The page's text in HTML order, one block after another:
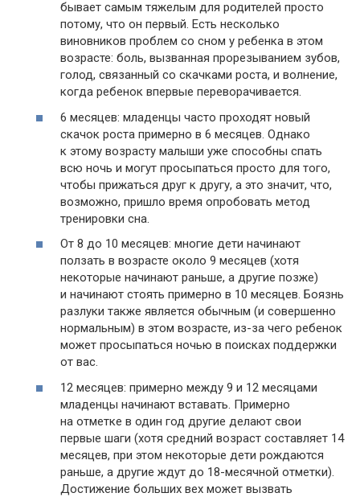
бывает самым тяжелым для родителей просто
потому, что он первый. Есть несколько
виновников проблем со сном у ребенка в этом
возрасте: боль, вызванная прорезыванием зубов,
голод, связанный со скачками роста, и волнение,
когда ребенок впервые переворачивается.
6 месяцев: младенцы часто проходят новый
скачок роста примерно в 6 месяцев. Однако
к этому возрасту малыши уже способны спать
всю ночь и могут просыпаться просто для того,
чтобы прижаться друг к другу, а это значит, что,
возможно, пришло время опробовать метод
тренировки сна.
От 8 до 10 месяцев: многие дети начинают
ползать в возрасте около 9 месяцев (хотя
некоторые начинают раньше, а другие позже)
и начинают стоять примерно в 10 месяцев. Боязнь
разлуки также является обычным (и совершенно
нормальным) в этом возрасте, из-за чего ребенок
может просыпаться ночью в поисках поддержки
от вас.
12 месяцев: примерно между 9 и 12 месяцами
младенцы начинают вставать. Примерно
на отметке в один год другие делают свои
первые шаги (хотя средний возраст составляет 14
месяцев, при этом некоторые дети рождаются
раньше, а другие ждут до 18-месячной отметки).
Достижение больших вех может вызвать